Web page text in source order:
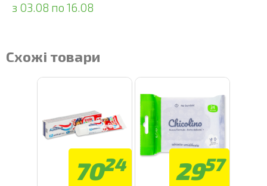
з 03.08 по 16.08
Схожі товари
7024 2957